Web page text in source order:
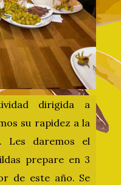
dirigida a
su rapidez a la
Les daremos el
prepare en 3
de este año. Se